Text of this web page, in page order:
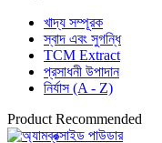
খাদ্য সম্পূরক
স্বাদ এবং সুগন্ধি
TCM Extract
প্রসাধনী উপাদান
নির্যাস (A - Z)
Product Recommended